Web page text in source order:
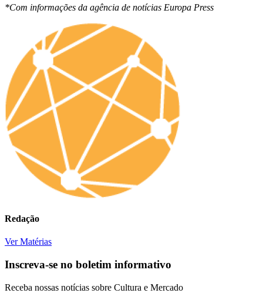
*Com informações da agência de notícias Europa Press
Redação
Ver Matérias
Inscreva-se no boletim informativo
Receba nossas notícias sobre Cultura e Mercado